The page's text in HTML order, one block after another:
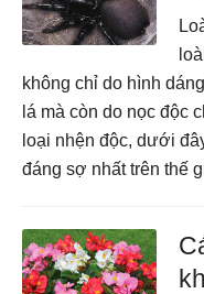
không chỉ do hình
lá mà còn do nọc độc
loại nhện độc, dưới
đáng sợ nhất trên thế